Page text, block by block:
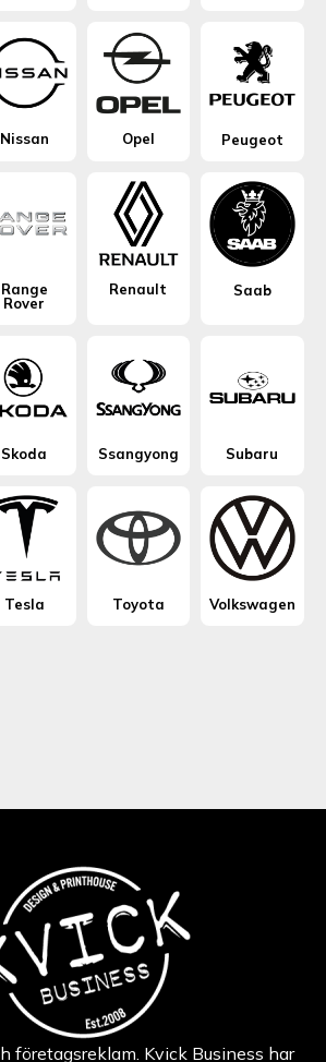
Nissan Opel Peugeot
Range
Rover
Renault Saab
Skoda Ssangyong Subaru
Tesla Toyota Volkswagen
företagsreklam. Kvick Business har